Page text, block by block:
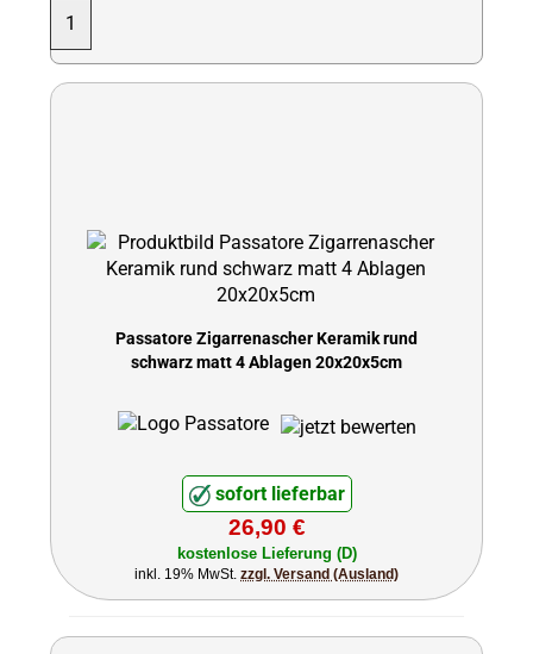
1
Passatore Zigarrenascher Keramik rund
schwarz matt 4 Ablagen 20x20x5cm
sofort lieferbar
26,90 €
kostenlose Lieferung (D)
inkl. 19% MwSt. zzgl. Versand (Ausland)